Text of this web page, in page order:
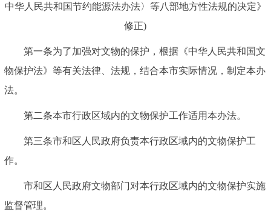
中华人民共和国节约能源法办法〉等八部地方性法规的决定》
修正)
第一条为了加强对文物的保护，根据《中华人民共和国文
物保护法》等有关法律、法规，结合本市实际情况，制定本办
法。
第二条本市行政区域内的文物保护工作适用本办法。
第三条市和区人民政府负责本行政区域内的文物保护工
作。
市和区人民政府文物部门对本行政区域内的文物保护实施
监督管理。